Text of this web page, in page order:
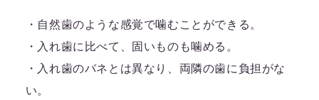
・自然歯のような感覚で噛むことができる。
・入れ歯に比べて、固いものも噛める。
・入れ歯のバネとは異なり、両隣の歯に負担がな
い。